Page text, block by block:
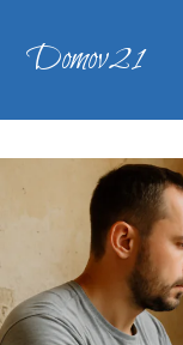
Domov21